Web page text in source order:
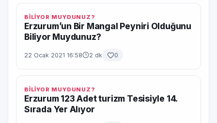
BİLİYOR MUYDUNUZ?
Erzurum’un Bir Mangal Peyniri Olduğunu
Biliyor Muydunuz?
22 Ocak 2021 16:58 2 dk 0
BİLİYOR MUYDUNUZ?
Erzurum 123 Adet turizm Tesisiyle 14.
Sırada Yer Alıyor